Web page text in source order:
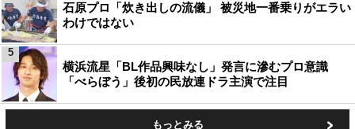
石原プロ「炊き出しの流儀」 被災地一番乗りがエラい
わけではない
横浜流星「BL作品興味なし」発言に滲むプロ意識
「べらぼう」後初の民放連ドラ主演で注目
5
もっとみる